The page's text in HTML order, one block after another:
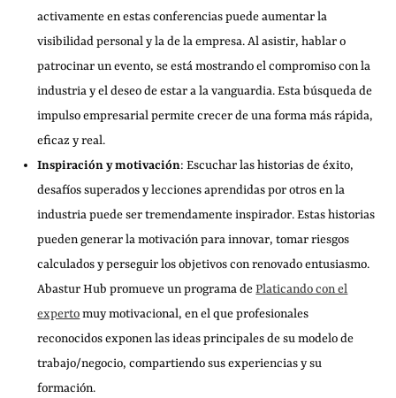
activamente en estas conferencias puede aumentar la
visibilidad personal y la de la empresa. Al asistir, hablar o
patrocinar un evento, se está mostrando el compromiso con la
industria y el deseo de estar a la vanguardia. Esta búsqueda de
impulso empresarial permite crecer de una forma más rápida,
eficaz y real.
Inspiración y motivación: Escuchar las historias de éxito,
desafíos superados y lecciones aprendidas por otros en la
industria puede ser tremendamente inspirador. Estas historias
pueden generar la motivación para innovar, tomar riesgos
calculados y perseguir los objetivos con renovado entusiasmo.
Abastur Hub promueve un programa dePlaticando con el
expertomuy motivacional, en el que profesionales
reconocidos exponen las ideas principales de su modelo de
trabajo/negocio, compartiendo sus experiencias y su
formación.